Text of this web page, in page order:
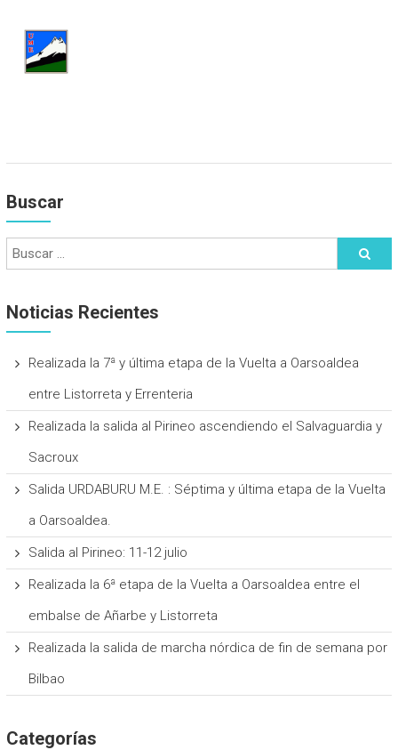
Buscar
Noticias Recientes
Realizada la 7ª y última etapa de la Vuelta a Oarsoaldea
entre Listorreta y Errenteria
Realizada la salida al Pirineo ascendiendo el Salvaguardia y
Sacroux
Salida URDABURU M.E. : Séptima y última etapa de la Vuelta
a Oarsoaldea.
Salida al Pirineo: 11-12 julio
Realizada la 6ª etapa de la Vuelta a Oarsoaldea entre el
embalse de Añarbe y Listorreta
Realizada la salida de marcha nórdica de fin de semana por
Bilbao
Categorías